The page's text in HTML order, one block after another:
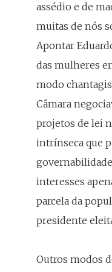
assédio e de
muitas de nós
Apontar
das mulheres
modo
Câmara
projetos de lei
intrínseca que
interesses
parcela da
presidente
Outros modos